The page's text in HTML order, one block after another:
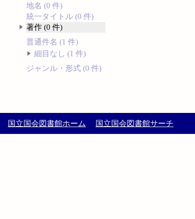
地名 (0 件)
統一タイトル (0 件)
著作 (0 件)
普通件名 (1 件)
細目なし (1 件)
ジャンル・形式 (0 件)
国立国会図書館ホーム 国立国会図書館サーチ